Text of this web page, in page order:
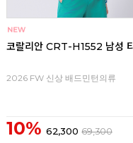
코랄리안 CRT-H1552 남성
2026 FW 신상 배드민턴의류
10% 62,300 69,300